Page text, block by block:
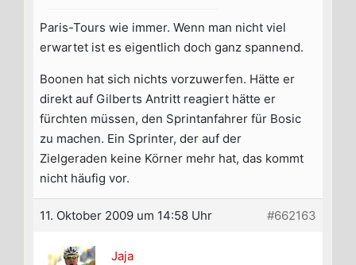
Paris-Tours wie immer. Wenn man nicht viel
erwartet ist es eigentlich doch ganz spannend.
Boonen hat sich nichts vorzuwerfen. Hätte er
direkt auf Gilberts Antritt reagiert hätte er
fürchten müssen, den Sprintanfahrer für Bosic
zu machen. Ein Sprinter, der auf der
Zielgeraden keine Körner mehr hat, das kommt
nicht häufig vor.
11. Oktober 2009 um 14:58 Uhr #662163
Jaja